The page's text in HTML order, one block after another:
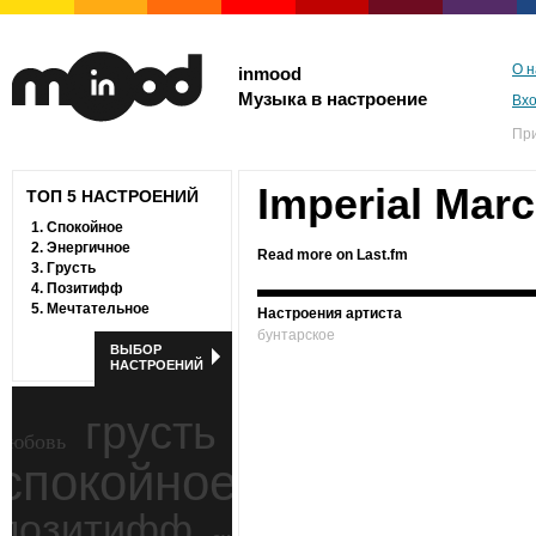
inmood
Музыка в настроение
О
ТОП 5 НАСТРОЕНИЙ
1. Спокойное
2. Энергичное
3. Грусть
4. Позитифф
5. Мечтательное
ВЫБОР
НАСТРОЕНИЙ
грусть
Imperial
Read more on Last.fm
Настроения артиста
бунтарское